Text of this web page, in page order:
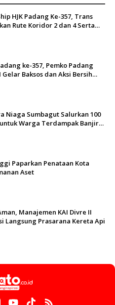
HJK Padang Ke-357, Trans
Rute Koridor 2 dan 4 Serta
ke-357, Pemko Padang
Baksos dan Aksi Bersih
Niaga Sumbagut Salurkan 100
Warga Terdampak Banjir
Paparkan Penataan Kota
Aset
Manajemen KAI Divre II
Langsung Prasarana Kereta Api